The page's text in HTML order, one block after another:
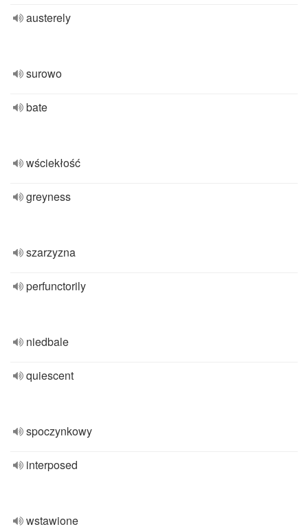
austerely
surowo
bate
wściekłość
greyness
szarzyzna
perfunctorily
niedbale
quiescent
spoczynkowy
interposed
wstawione